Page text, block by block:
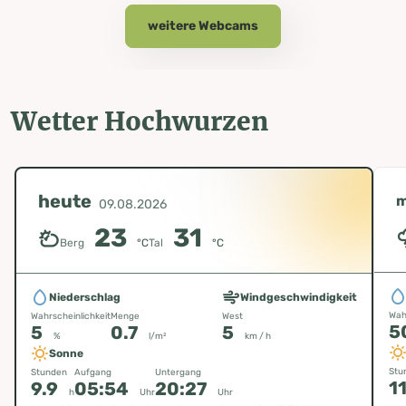
weitere Webcams
Wetter Hochwurzen
heute 09.08.2026
Berg 23 °CTal 31 °C
Niederschlag
Wahrscheinlichkeit
5 %
Menge
0.7 l/m²
Windgeschwindigkeit
West
5 km / h
Sonne
Stunden
9.9 h
Aufgang
05:54 Uhr
Untergang
20:27 Uhr